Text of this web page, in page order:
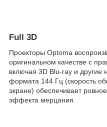
Full 3D
Проекторы Optoma
оригинальном качестве с
включая 3D Blu-ray и
формата 144 Гц (скорость
экране) обеспечивает
эффекта мерцания.